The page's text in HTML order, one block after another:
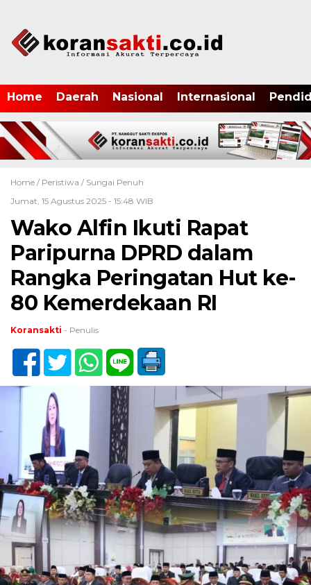
Home Daerah Nasional Internasional
Home / Peristiwa / Sungai Penuh
Jumat, 15 Agustus 2025 - 15:48 WIB
Wako Alfin Ikuti Rapat
Paripurna DPRD dalam
Rangka Peringatan Hut ke-
80 Kemerdekaan RI
Koransakti - Penulis